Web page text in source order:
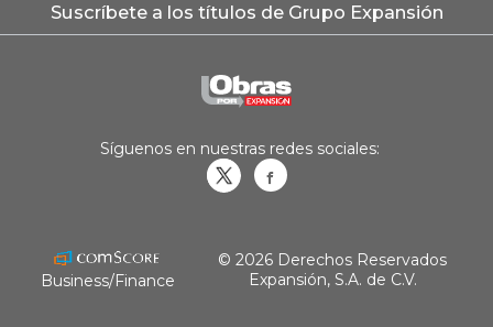
Suscríbete a los títulos de Grupo Expansión
Síguenos en nuestras redes sociales:
Business/Finance
© 2026 Derechos Reservados
Expansión, S.A. de C.V.